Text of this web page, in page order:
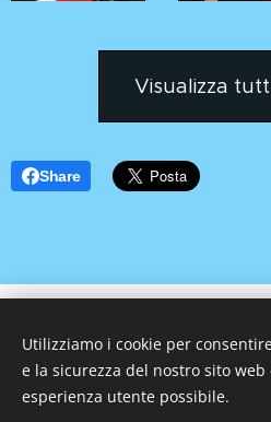
Visualizza
Share
Villa Contarini Giovanelli -
Santimaria, 240 - 35030
C.F. 91028380284 P.Iva
Utilizziamo i cookie per
e la sicurezza del nostro sito
esperienza utente possibile.